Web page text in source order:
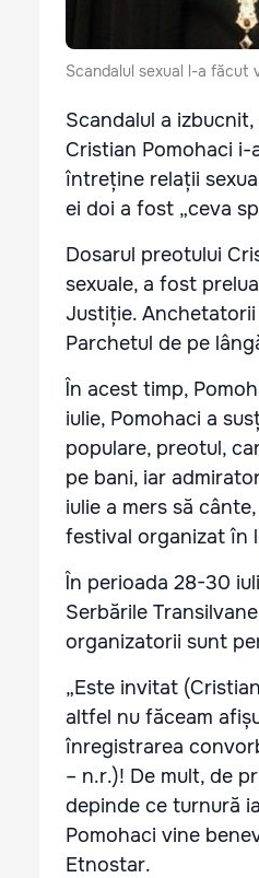
Scandalul sexual l-a
Scandalul a
Cristian Pomohaci i-
întreține relații
ei doi a fost „ceva
Dosarul preotului
sexuale, a fost
Justiție. Anchetatorii
Parchetul de pe
În acest timp,
iulie, Pomohaci a
populare, preotul,
pe bani, iar
iulie a mers să
festival organizat în
În perioada 28-30
Serbările
organizatorii sunt
„Este invitat
altfel nu făceam
înregistrarea
– n.r.)! De mult, de
depinde ce turnură
Pomohaci vine
Etnostar.